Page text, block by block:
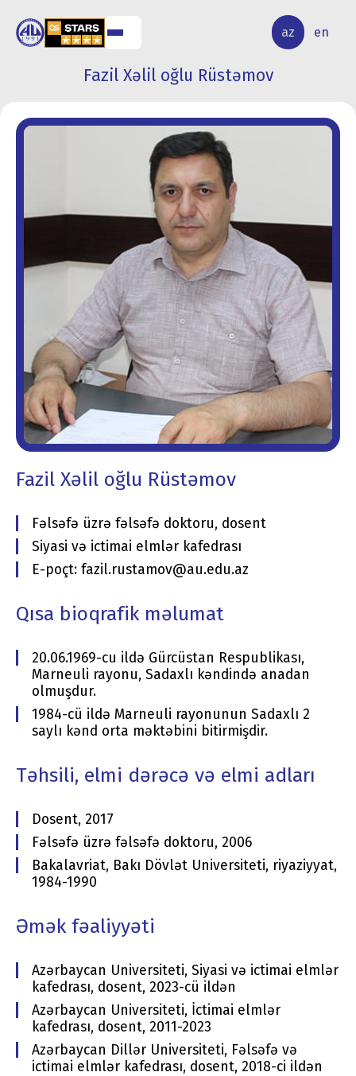
az en
ELMİ
TƏDQİQAT
Fazil Xəlil oğlu Rüstəmov
Fazil Xəlil oğlu Rüstəmov
Fəlsəfə üzrə fəlsəfə doktoru, dosent
Siyasi və ictimai elmlər kafedrası
E-poçt: fazil.rustamov@au.edu.az
Qısa bioqrafik məlumat
20.06.1969-cu ildə Gürcüstan Respublikası,
Marneuli rayonu, Sadaxlı kəndində anadan
olmuşdur.
1984-cü ildə Marneuli rayonunun Sadaxlı 2
saylı kənd orta məktəbini bitirmişdir.
Təhsili, elmi dərəcə və elmi adları
Dosent, 2017
Fəlsəfə üzrə fəlsəfə doktoru, 2006
Bakalavriat, Bakı Dövlət Universiteti, riyaziyyat,
1984-1990
Əmək fəaliyyəti
Azərbaycan Universiteti, Siyasi və ictimai elmlər
kafedrası, dosent, 2023-cü ildən
Azərbaycan Universiteti, İctimai elmlər
kafedrası, dosent, 2011-2023
Azərbaycan Dillər Universiteti, Fəlsəfə və
ictimai elmlər kafedrası, dosent, 2018-ci ildən